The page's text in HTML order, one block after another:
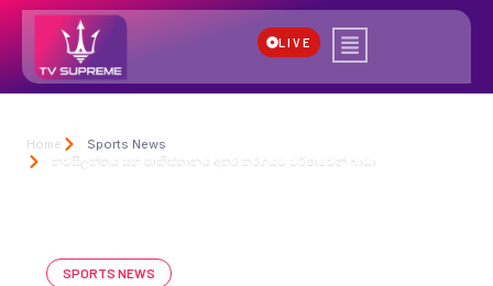
LIVE
Home
Sports News
නවසීලන්තය සහ පාකිස්තානය අතර තරගයට වර්ෂාවෙන් බාධා
SPORTS NEWS